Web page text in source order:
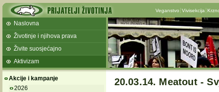
Veganstvo Vivisekcija
Naslovna
Životinje i njihova prava
Živite suosjećajno
Aktivizam
Akcije i kampanje
2026
20.03.14. Meatout -